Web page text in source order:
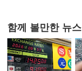
함께 볼만한 뉴스